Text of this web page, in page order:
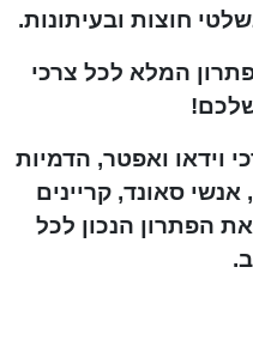
חוצות ובעיתונות.
המלא לכל צרכי
וידאו ואפטר, הדמיות
סאונד, קריינים
הפתרון הנכון לכל